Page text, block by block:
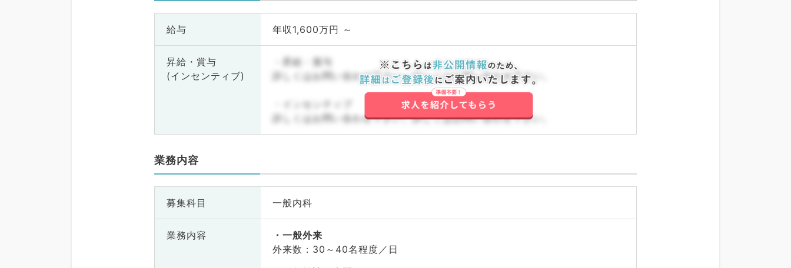
給与 年収1,600万円 ～
昇給・賞与
(インセンティブ)
・昇給・賞与
詳しくはお問い合わせ下さい。詳しくはお問い合わせ下さい。
・インセンティブ
詳しくはお問い合わせ下さい。詳しくはお問い合わせ下さい。
業務内容
募集科目 一般内科
業務内容
一般外来
外来数：30～40名程度／日